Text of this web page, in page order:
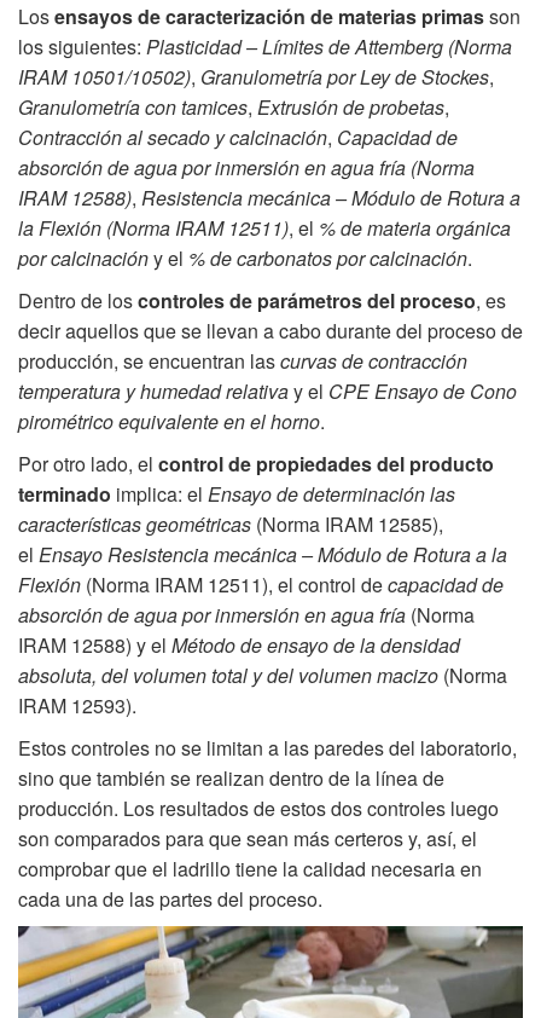
Losensayos de caracterización de materias primasson
los siguientes: Plasticidad – Límites de Attemberg (Norma
IRAM 10501/10502), Granulometría por Ley de Stockes,
Granulometría con tamices, Extrusión de probetas,
Contracción al secado y calcinación, Capacidad de
absorción de agua por inmersión en agua fría (Norma
IRAM 12588), Resistencia mecánica – Módulo de Rotura a
la Flexión (Norma IRAM 12511), el % de materia orgánica
por calcinacióny el % de carbonatos por calcinación.
Dentro de loscontroles de parámetros del proceso, es
decir aquellos que se llevan a cabo durante del proceso de
producción, se encuentran lascurvas de contracción
temperatura y humedad relativay el CPE Ensayo de Cono
pirométrico equivalente en el horno.
Por otro lado, el control de propiedades del producto
terminado implica: el Ensayo de determinación las
características geométricas (Norma IRAM 12585),
el Ensayo Resistencia mecánica – Módulo de Rotura a la
Flexión (Norma IRAM 12511), el control decapacidad de
absorción de agua por inmersión en agua fría (Norma
IRAM 12588) y el Método de ensayo de la densidad
absoluta, del volumen total y del volumen macizo (Norma
IRAM 12593).
Estos controles no se limitan a las paredes del laboratorio,
sino que también se realizan dentro de la línea de
producción. Los resultados de estos dos controles luego
son comparados para que sean más certeros y, así, el
comprobar que el ladrillo tiene la calidad necesaria en
cada una de las partes del proceso.